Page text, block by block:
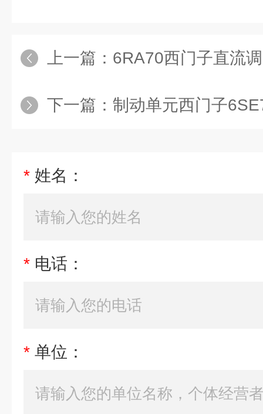
上一篇： 6RA70西门子直流
下一篇： 制动单元西门子6SE70变
* 姓名：
* 电话：
* 单位：